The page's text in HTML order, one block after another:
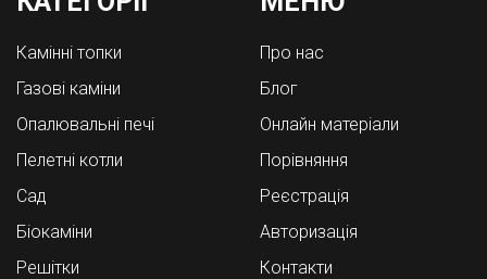
Камінні топки
Газові каміни
Опалювальні печі
Пелетні котли
Cад
Біокаміни
Решітки
Про нас
Блог
Онлайн матеріали
Порівняння
Реєстрація
Авторизація
Контакти